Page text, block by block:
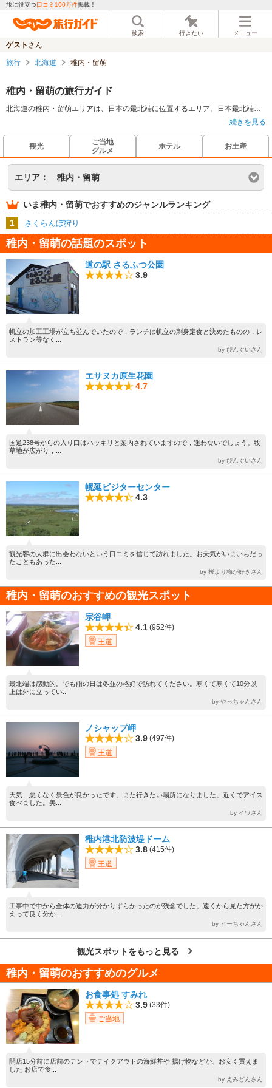
旅に役立つ口コミ100万件掲載！
検索 行きたい メニュー
ゲスト さん
旅行 北海道 稚内・留萌
稚内・留萌の旅行ガイド
北海道の稚内・留萌エリアは、日本の最北端に位置するエリア。日本最北端の地の記念碑がある宗谷岬からは遥か向こうのサハリンが望める。ノシャップ岬からは利尻島、礼文島が展望可能。海岸沿いのドライブコースは、雄大な景色を眺めながら気持ちの良いドライブが楽しめる。氷河期の地形がそのまま残る宗谷丘陵周氷河地形は、2004年に北海道遺産に選定された。名物のウニ丼は、これを食べるためだけに旅行する価値のある逸品。
続きを見る
観光
ご当地
グルメ
ホテル お土産
エリア： 稚内・留萌
いま稚内・留萌でおすすめのジャンルランキング
1
さくらんぼ狩り
稚内・留萌の話題のスポット
道の駅 さるふつ公園
3.9
帆立の加工工場が立ち並んでいたので，ランチは帆立の刺身定食と決めたものの，レ
ストラン等なく...
by ぴんぐいさん
エサヌカ原生花園
4.7
国道238号からの入り口はハッキリと案内されていますので，迷わないでしょう。牧
草地が広がり，...
by ぴんぐいさん
幌延ビジターセンター
4.3
観光客の大群に出会わないという口コミを信じて訪れました。お天気がいまいちだっ
たこともあった...
by 桜より梅が好きさん
稚内・留萌のおすすめの観光スポット
宗谷岬
4.1 (952件)
王道
最北端は感動的。でも雨の日は冬並の格好で訪れてください。寒くて寒くて10分以
上は外に立ってい...
by やっちゃんさん
ノシャップ岬
3.9 (497件)
王道
天気、悪くなく景色が良かったです。また行きたい場所になりました。近くでアイス
食べました。美...
by イワさん
稚内港北防波堤ドーム
3.8 (415件)
王道
工事中で中から全体の迫力が分かりずらかったのが残念でした。遠くから見た方がか
えって良く分か...
by ヒーちゃんさん
観光スポットをもっと見る
稚内・留萌のおすすめのグルメ
お食事処 すみれ
3.9 (33件)
ご当地
開店15分前に店前のテントでテイクアウトの海鮮丼や 揚げ物などが、お安く買えま
した お店で食...
by えみどんさん